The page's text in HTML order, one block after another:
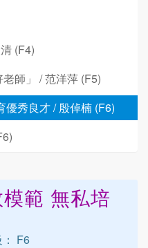
(F4)
師」 / 范洋萍 (F5)
秀良才 / 殷倬楠 (F6)
範 無私培
F6